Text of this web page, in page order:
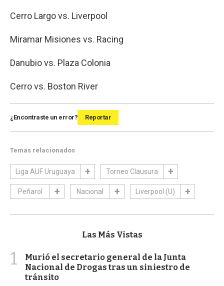
Cerro Largo vs. Liverpool
Miramar Misiones vs. Racing
Danubio vs. Plaza Colonia
Cerro vs. Boston River
¿Encontraste un error? Reportar
Temas relacionados
Liga AUF Uruguaya Torneo Clausura
Peñarol Nacional Liverpool (U)
Las Más Vistas
1
Murió el secretario general de la Junta
Nacional de Drogas tras un siniestro de
tránsito